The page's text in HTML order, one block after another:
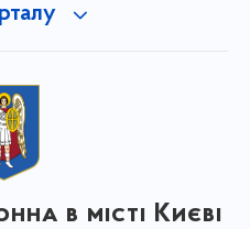
в місті Києві